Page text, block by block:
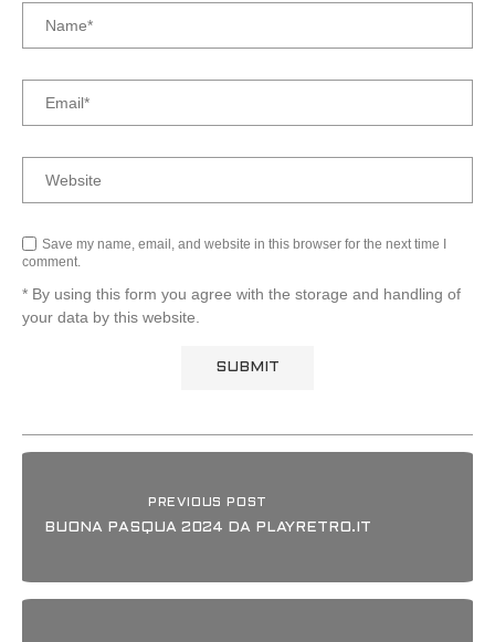
Save my name, email, and website in this browser for the next time I
comment.
* By using this form you agree with the storage and handling of
your data by this website.
PREVIOUS POST
BUONA PASQUA 2024 DA PLAYRETRO.IT